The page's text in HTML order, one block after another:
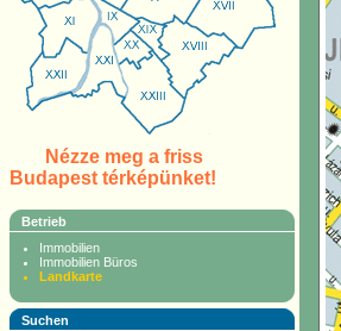
Nézze meg a friss
Budapest térképünket!
Betrieb
Immobilien
Immobilien Büros
Landkarte
Suchen